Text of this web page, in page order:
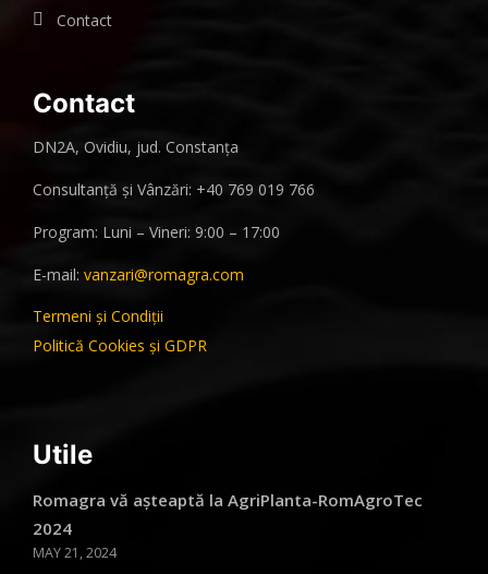
Contact
Contact
DN2A, Ovidiu, jud. Constanța
Consultanță și Vânzări: +40 769 019 766
Program: Luni – Vineri: 9:00 – 17:00
E-mail: vanzari@romagra.com
Termeni și Condiții
Politică Cookies și GDPR
Utile
Romagra vă așteaptă la AgriPlanta-RomAgroTec
2024
MAY 21, 2024